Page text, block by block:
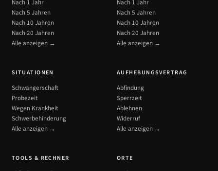
Nach 1 Jahr
Nach 5 Jahren
Nach 10 Jahren
Nach 20 Jahren
Alle anzeigen →
Nach 1 Jahr
Nach 5 Jahren
Nach 10 Jahren
Nach 20 Jahren
Alle anzeigen →
SITUATIONEN
Schwangerschaft
Probezeit
Wegen Krankheit
Schwerbehinderung
Alle anzeigen →
AUFHEBUNGSVERTRAG
Abfindung
Sperrzeit
Ablehnen
Widerruf
Alle anzeigen →
TOOLS & RECHNER ORTE